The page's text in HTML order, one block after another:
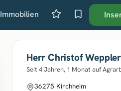
Immobilien
Herr Christof Weppler
Seit 4 Jahren, 1 Monat auf
36275 Kirchheim